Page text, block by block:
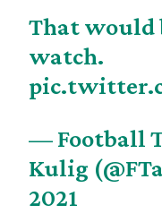
That would
watch.
— Football
Kulig
2021